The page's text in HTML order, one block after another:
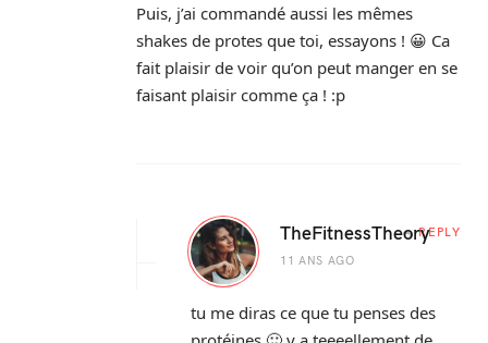
Puis, j’ai commandé aussi les mêmes
shakes de protes que toi, essayons ! 😀 Ca
fait plaisir de voir qu’on peut manger en se
faisant plaisir comme ça ! :p
TheFitnessTheory
11 ANS AGO
REPLY
tu me diras ce que tu penses des